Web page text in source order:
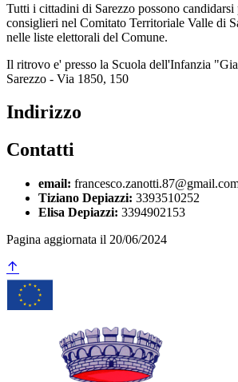
Tutti i cittadini di Sarezzo possono candidarsi
consiglieri nel Comitato Territoriale Valle di
nelle liste elettorali del Comune.
Il ritrovo e' presso la Scuola dell'Infanzia
Sarezzo - Via 1850, 150
Indirizzo
Contatti
email:
Tiziano Depiazzi: 3393510252
Elisa Depiazzi: 3394902153
Pagina aggiornata il 20/06/2024